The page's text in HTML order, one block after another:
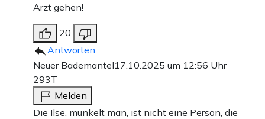
Arzt gehen!
20
Antworten
Neuer Bademantel17.10.2025 um 12:56 Uhr
293T
Melden
Die Ilse, munkelt man, ist nicht eine Person, die